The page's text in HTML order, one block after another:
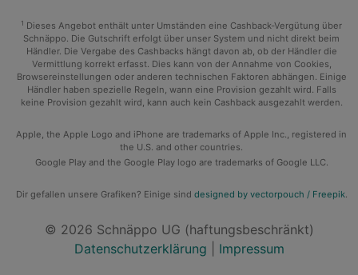
1 Dieses Angebot enthält unter Umständen eine Cashback-Vergütung über
Schnäppo. Die Gutschrift erfolgt über unser System und nicht direkt beim
Händler. Die Vergabe des Cashbacks hängt davon ab, ob der Händler die
Vermittlung korrekt erfasst. Dies kann von der Annahme von Cookies,
Browsereinstellungen oder anderen technischen Faktoren abhängen. Einige
Händler haben spezielle Regeln, wann eine Provision gezahlt wird. Falls
keine Provision gezahlt wird, kann auch kein Cashback ausgezahlt werden.
Apple, the Apple Logo and iPhone are trademarks of Apple Inc., registered in
the U.S. and other countries.
Google Play and the Google Play logo are trademarks of Google LLC.
Dir gefallen unsere Grafiken? Einige sind designed by vectorpouch / Freepik.
© 2026 Schnäppo UG (haftungsbeschränkt)
Datenschutzerklärung
Impressum